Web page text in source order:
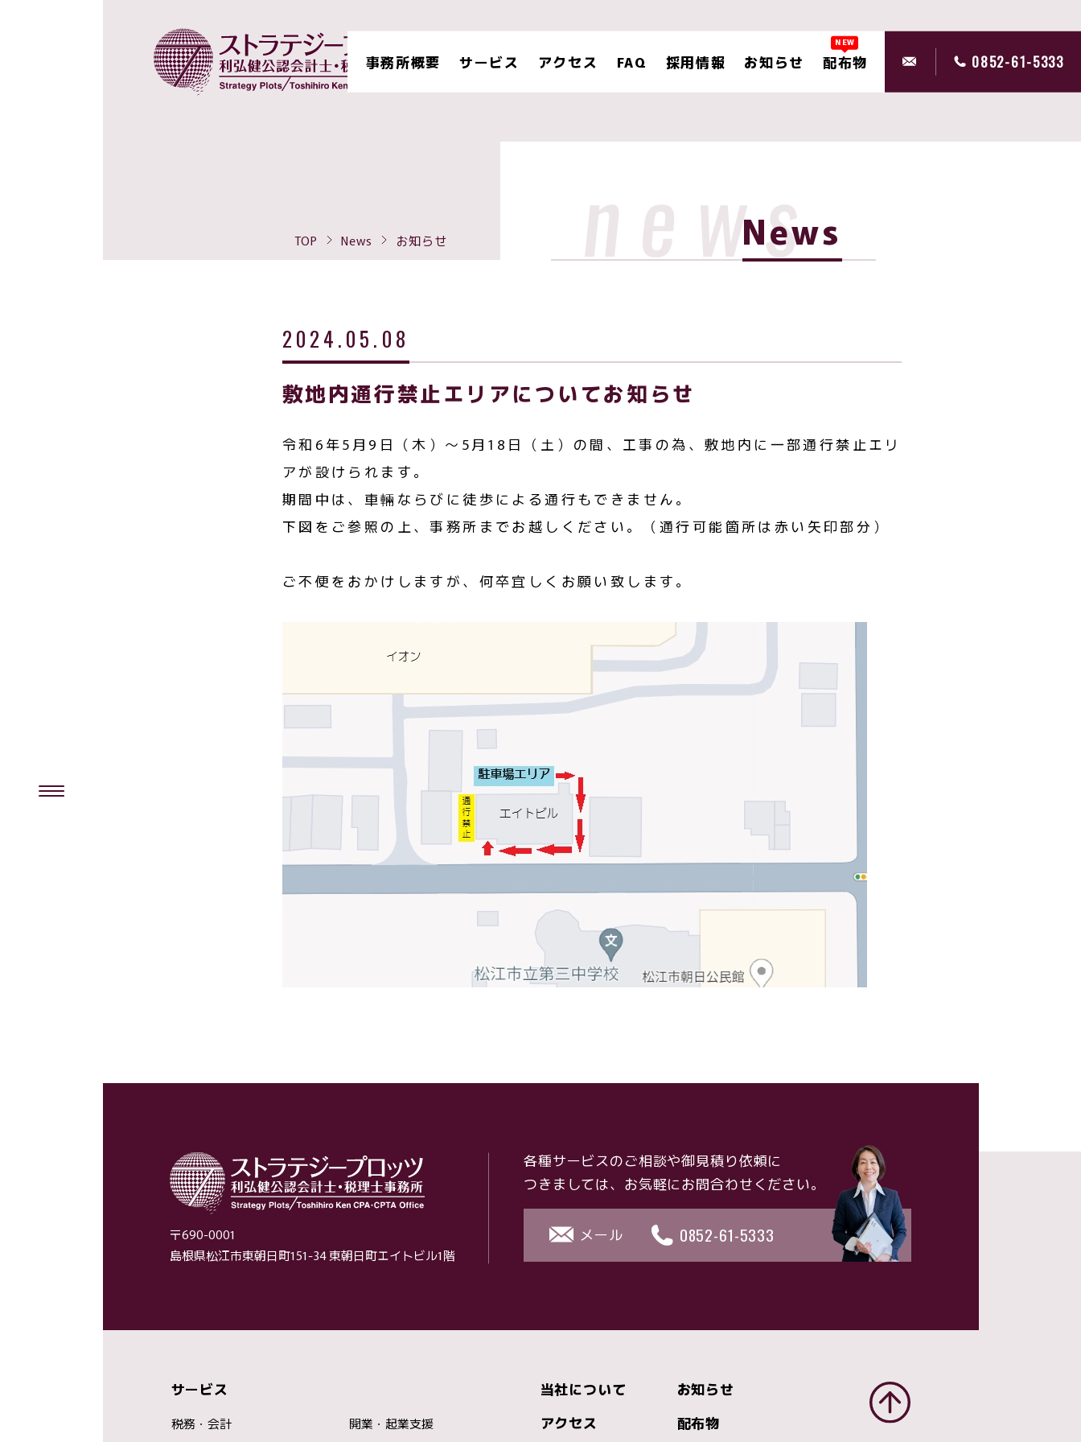
事務所概要 サービス アクセス FAQ 採用情報 お知らせ 配布物
NEW
0852-61-5333
news
News
TOP News お知らせ
2024.05.08
敷地内通行禁止エリアについてお知らせ
令和6年5月9日（木）～5月18日（土）の間、工事の為、敷地内に一部通行禁止エリ
アが設けられます。
期間中は、車輛ならびに徒歩による通行もできません。
下図をご参照の上、事務所までお越しください。（通行可能箇所は赤い矢印部分）
ご不便をおかけしますが、何卒宜しくお願い致します。
〒690-0001
島根県松江市東朝日町151-34 東朝日町エイトビル1階
各種サービスのご相談や御見積り依頼に
つきましては、 お気軽にお問合わせください。
メール 0852-61-5333
サービス
税務・会計 開業・起業支援
当社について
アクセス
お知らせ
配布物